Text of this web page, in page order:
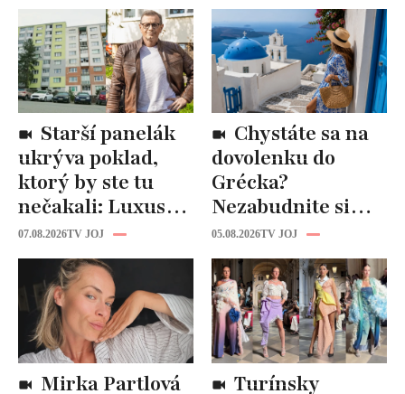
ukrýva poklad,
ktorý by ste tu
nečakali: Luxusná
kuchyňa aj
kúpeľňa ako z
novostavby!
07.08.2026TV JOJ
dovolenku do
Grécka?
Nezabudnite si
odtiaľ uloviť tieto
štýlové kúsky
05.08.2026TV JOJ